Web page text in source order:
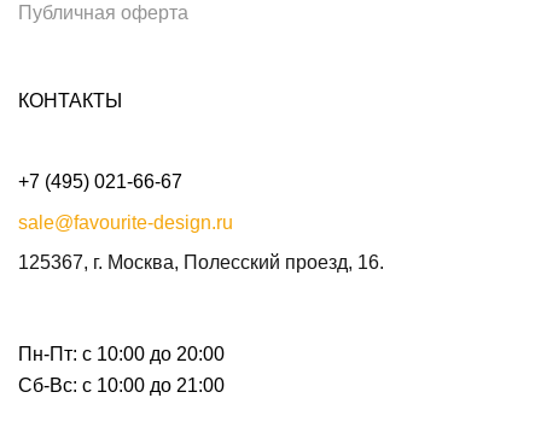
Публичная оферта
КОНТАКТЫ
+7 (495) 021-66-67
sale@favourite-design.ru
125367, г. Москва, Полесский проезд, 16.
Пн-Пт: с 10:00 до 20:00
Сб-Вс: с 10:00 до 21:00